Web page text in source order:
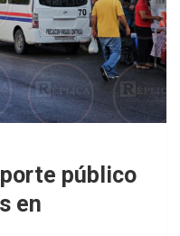
público
en